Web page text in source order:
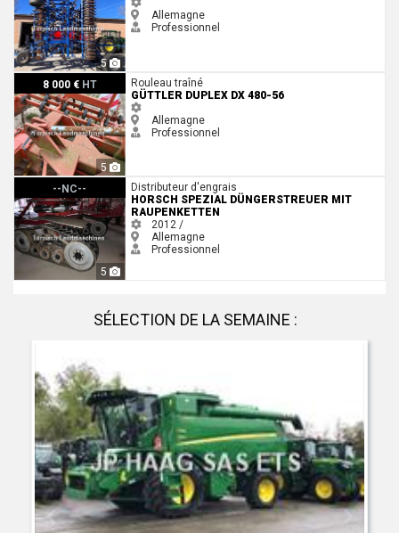
5
Allemagne
Professionnel
8 000 € HT
5
Güttler Duplex DX 480-56Rouleau traîné
GÜTTLER DUPLEX DX 480-56
Allemagne
Professionnel
--NC--
5
Horsch Spezial Düngerstreuer mit Raupenketten
Distributeur d'engrais
HORSCH SPEZIAL DÜNGERSTREUER MIT
RAUPENKETTEN
2012 /
Allemagne
Professionnel
SÉLECTION DE LA SEMAINE :